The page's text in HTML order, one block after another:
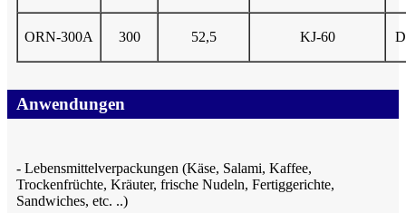
ORN-300A 300 52,5 KJ-60
Anwendungen
- Lebensmittelverpackungen (Käse, Salami, Kaffee,
Trockenfrüchte, Kräuter, frische Nudeln, Fertiggerichte,
Sandwiches, etc. ..)